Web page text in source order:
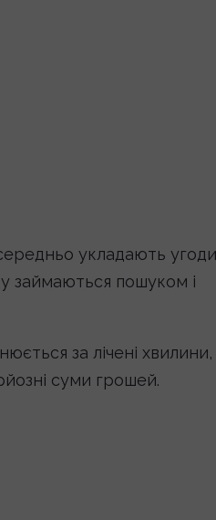
укладають
займаються пошуком і
за лічені хвилини,
суми грошей.